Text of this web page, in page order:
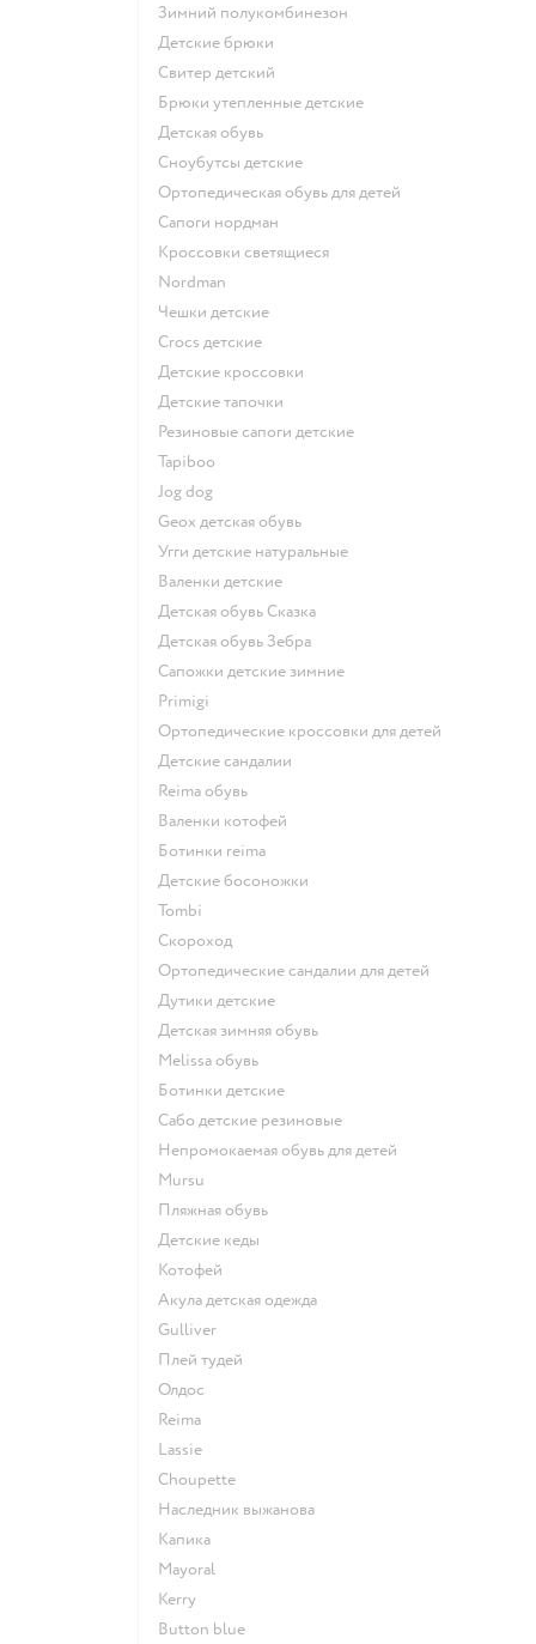
Зимний полукомбинезон
Детские брюки
Свитер детский
Брюки утепленные детские
Детская обувь
Сноубутсы детские
Ортопедическая обувь для детей
Сапоги нордман
Кроссовки светящиеся
Nordman
Чешки детские
Crocs детские
Детские кроссовки
Детские тапочки
Резиновые сапоги детские
Tapiboo
Jog dog
Geox детская обувь
Угги детские натуральные
Валенки детские
Детская обувь Сказка
Детская обувь Зебра
Сапожки детские зимние
Primigi
Ортопедические кроссовки для детей
Детские сандалии
Reima обувь
Валенки котофей
Ботинки reima
Детские босоножки
Tombi
Скороход
Ортопедические сандалии для детей
Дутики детские
Детская зимняя обувь
Melissa обувь
Ботинки детские
Сабо детские резиновые
Непромокаемая обувь для детей
Mursu
Пляжная обувь
Детские кеды
Котофей
Акула детская одежда
Gulliver
Плей тудей
Олдос
Reima
Lassie
Choupette
Наследник выжанова
Капика
Mayoral
Kerry
Button blue